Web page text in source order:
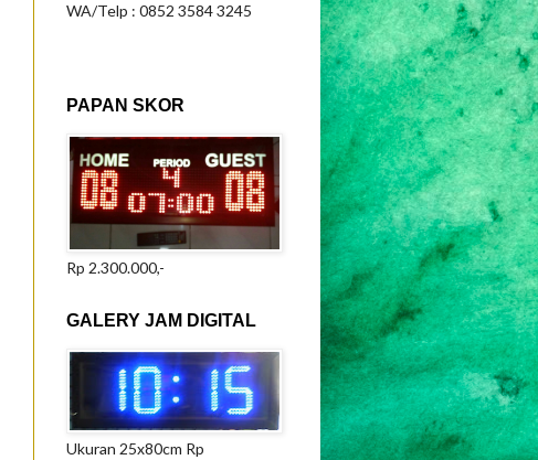
WA/Telp : 0852 3584 3245
PAPAN SKOR
Rp 2.300.000,-
GALERY JAM DIGITAL
Ukuran 25x80cm Rp